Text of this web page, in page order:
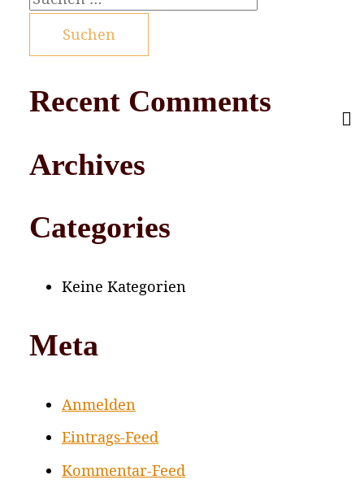
Recent Comments
Archives
Categories
Keine Kategorien
Meta
Anmelden
Eintrags-Feed
Kommentar-Feed